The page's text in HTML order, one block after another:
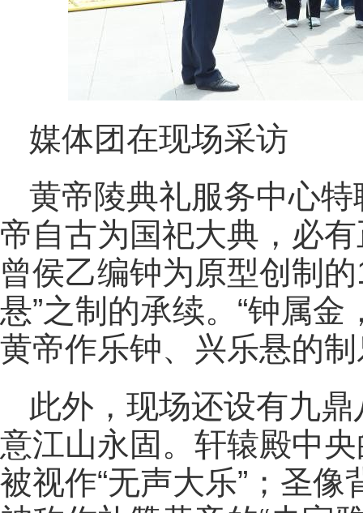
媒体团在现场采访
黄帝陵典礼服务中心
帝自古为国祀大典，必
曾侯乙编钟为原型创制
悬”之制的承续。“钟属
黄帝作乐钟、兴乐悬的
此外，现场还设有九
意江山永固。轩辕殿中
被视作“无声大乐”；圣像